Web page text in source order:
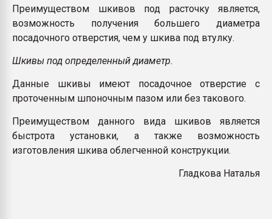
Преимуществом шкивов под расточку является,
возможность получения большего диаметра
посадочного отверстия, чем у шкива под втулку.
Шкивы под определенный диаметр.
Данные шкивы имеют посадочное отверстие с
проточенным шпоночным пазом или без такового.
Преимуществом данного вида шкивов является
быстрота установки, а также возможность
изготовления шкива облегченной конструкции.
Гладкова Наталья